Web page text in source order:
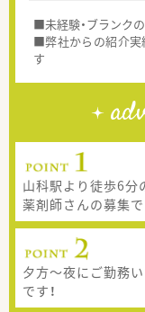
■未経験・ブランク
■弊社からの紹介実
す
山科駅より徒歩6分
薬剤師さんの募集
夕方～夜にご勤務
です！